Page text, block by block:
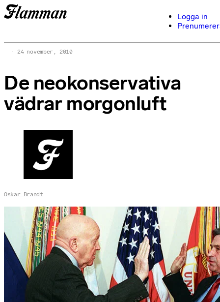
Logga in
24 november, 2010
De neokonservativa
vädrar morgonluft
Oskar Brandt